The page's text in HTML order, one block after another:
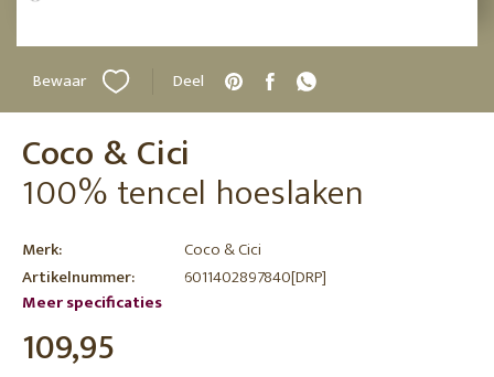
Bewaar Deel
Coco & Cici
100% tencel hoeslaken
Merk:
Coco & Cici
Artikelnummer:
6011402897840[DRP]
Meer specificaties
109,95